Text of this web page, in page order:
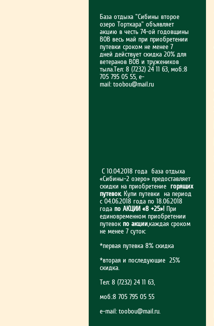
База отдыха "Сибины второе
озеро Торткара" объявляет
акцию в честь 74-ой годовщины
ВОВ весь май при приобретении
путевки сроком не менее 7
дней действует скидка 20% для
ветеранов ВОВ и тружеников
тыла.Тел: 8 (7232) 24 11 63, моб.:8
705 795 05 55, e-
mail: toobou@mail.ru
С 10.04.2018 года база отдыха
«Сибины-2 озеро» предоставляет
скидки на приобретение горящих
путевок. Купи путевки на период
с 04.06.2018 года по 18.06.2018
года по АКЦИИ «8 +25»! При
единовременном приобретении
путевок по акции,каждая сроком
не менее 7 суток:
*первая путевка 8% скидка
*вторая и последующие 25%
скидка.
Тел: 8 (7232) 24 11 63,
моб.:8 705 795 05 55
e-mail: toobou@mail.ru.